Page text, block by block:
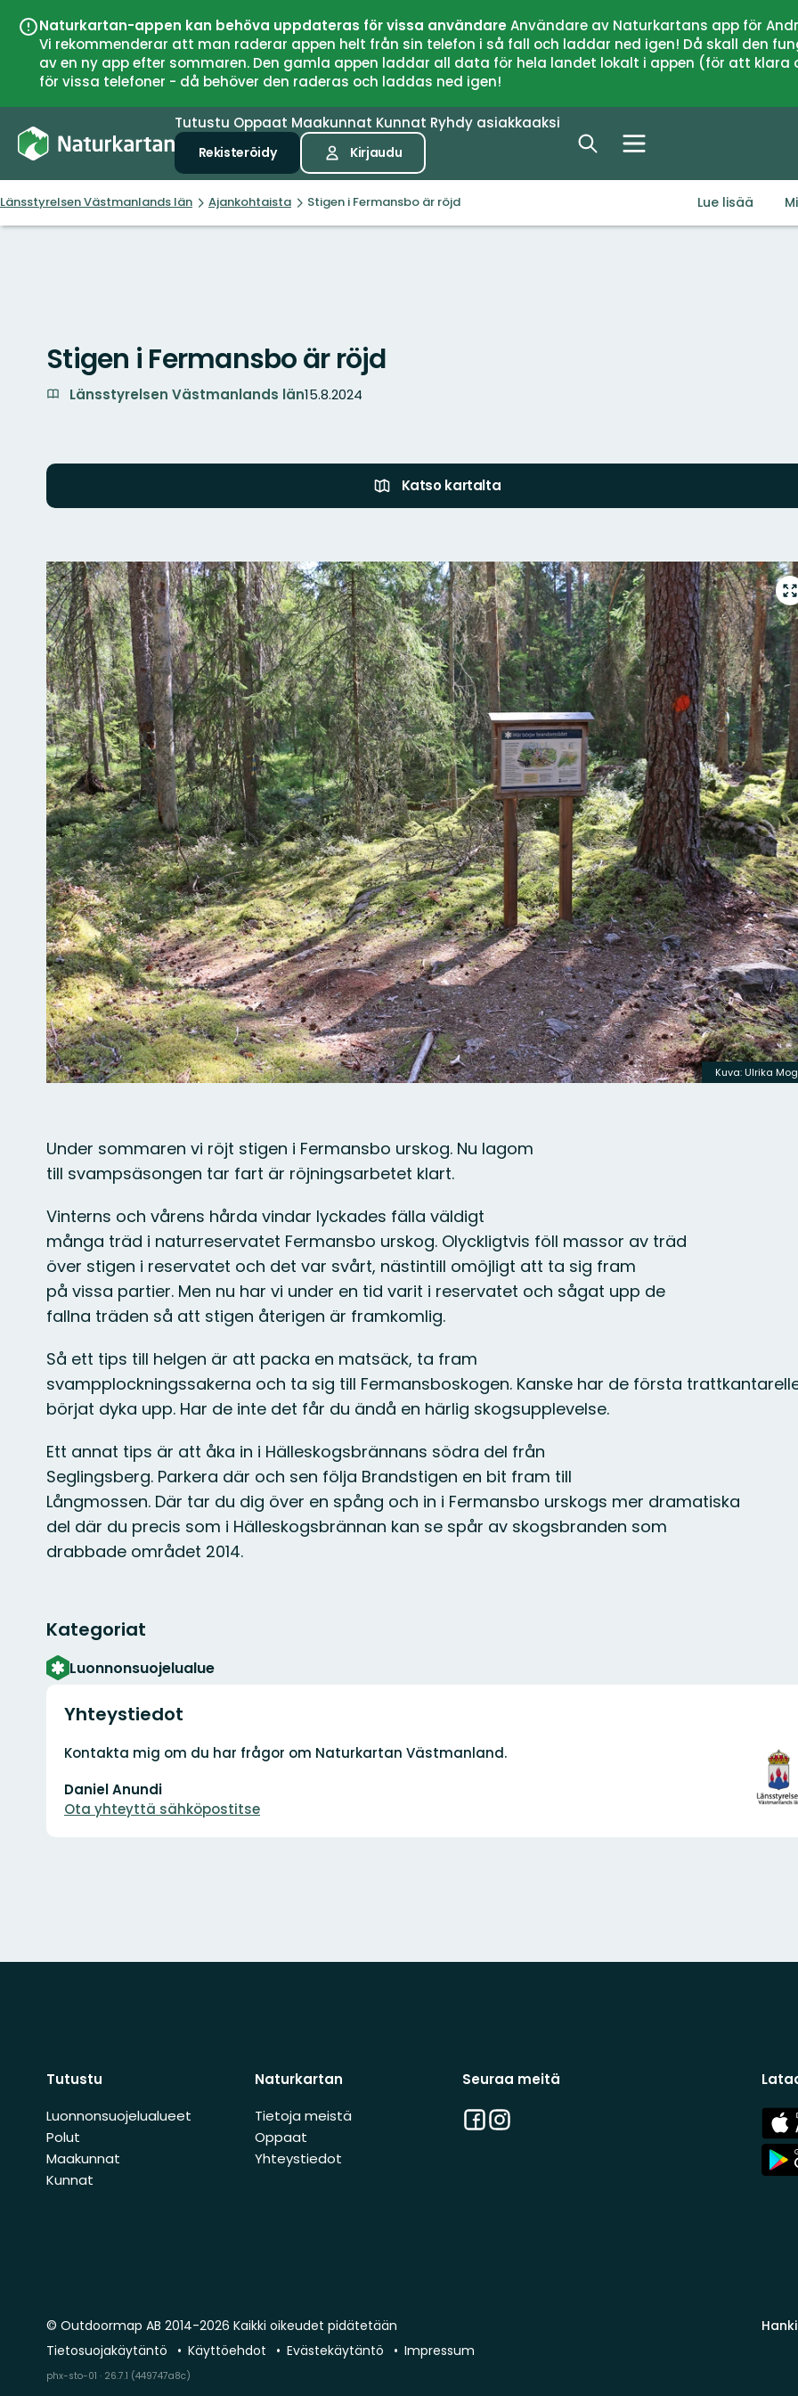
Naturkartan-appen kan behöva uppdateras för vissa användareAnvändare av Naturkartans app för
Vi rekommenderar att man raderar appen helt från sin telefon i så fall och laddar ned igen! Då skall den
av en ny app efter sommaren. Den gamla appen laddar all data för hela landet lokalt i appen (för att
för vissa telefoner - då behöver den raderas och laddas ned igen!
Tutustu Oppaat Maakunnat Kunnat Ryhdy asiakkaaksi
Rekisteröidy Kirjaudu
Länsstyrelsen Västmanlands län Ajankohtaista Stigen i Fermansbo är röjd Lue lisää
Stigen i Fermansbo är röjd
Länsstyrelsen Västmanlands län15.8.2024
Katso kartalta
Kuvat
Kuva: Ulrika
Under sommaren vi röjt stigen i Fermansbo urskog. Nu lagom
till svampsäsongen tar fart är röjningsarbetet klart.
Vinterns och vårens hårda vindar lyckades fälla väldigt
många träd i naturreservatet Fermansbo urskog. Olyckligtvis föll massor av träd
över stigen i reservatet och det var svårt, nästintill omöjligt att ta sig fram
på vissa partier. Men nu har vi under en tid varit i reservatet och sågat upp de
fallna träden så att stigen återigen är framkomlig.
Så ett tips till helgen är att packa en matsäck, ta fram
svampplockningssakerna och ta sig till Fermansboskogen. Kanske har de första
börjat dyka upp. Har de inte det får du ändå en härlig skogsupplevelse.
Ett annat tips är att åka in i Hälleskogsbrännans södra del från
Seglingsberg. Parkera där och sen följa Brandstigen en bit fram till
Långmossen. Där tar du dig över en spång och in i Fermansbo urskogs mer dramatiska
del där du precis som i Hälleskogsbrännan kan se spår av skogsbranden som
drabbade området 2014.
Kategoriat
Luonnonsuojelualue
Yhteystiedot
Osoite
Kontakta mig om du har frågor om Naturkartan Västmanland.
Daniel Anundi
Ota yhteyttä sähköpostitse
Tutustu
Luonnonsuojelualueet
Polut
Maakunnat
Kunnat
Naturkartan
Tietoja meistä
Oppaat
Yhteystiedot
Seuraa meitä
Facebook
Instagram
App
Store
App
Store
© Outdoormap AB 2014-2026 Kaikki oikeudet pidätetään
Tietosuojakäytäntö
Käyttöehdot Evästekäytäntö Impressum
phx-sto-01 · 26.7.1 (449747a8c)